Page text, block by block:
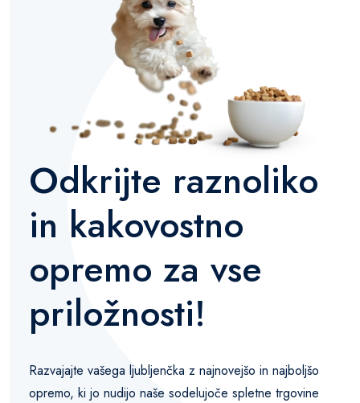
Odkrijte raznoliko
in kakovostno
opremo za vse
priložnosti!
Razvajajte vašega ljubljenčka z najnovejšo in najboljšo
opremo, ki jo nudijo naše sodelujoče spletne trgovine